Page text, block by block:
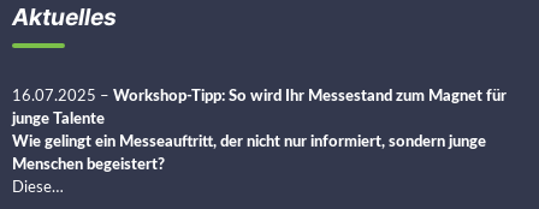
Aktuelles
16.07.2025 – Workshop-Tipp: So wird Ihr Messestand zum Magnet für
junge Talente
Wie gelingt ein Messeauftritt, der nicht nur informiert, sondern junge
Menschen begeistert?
Diese…